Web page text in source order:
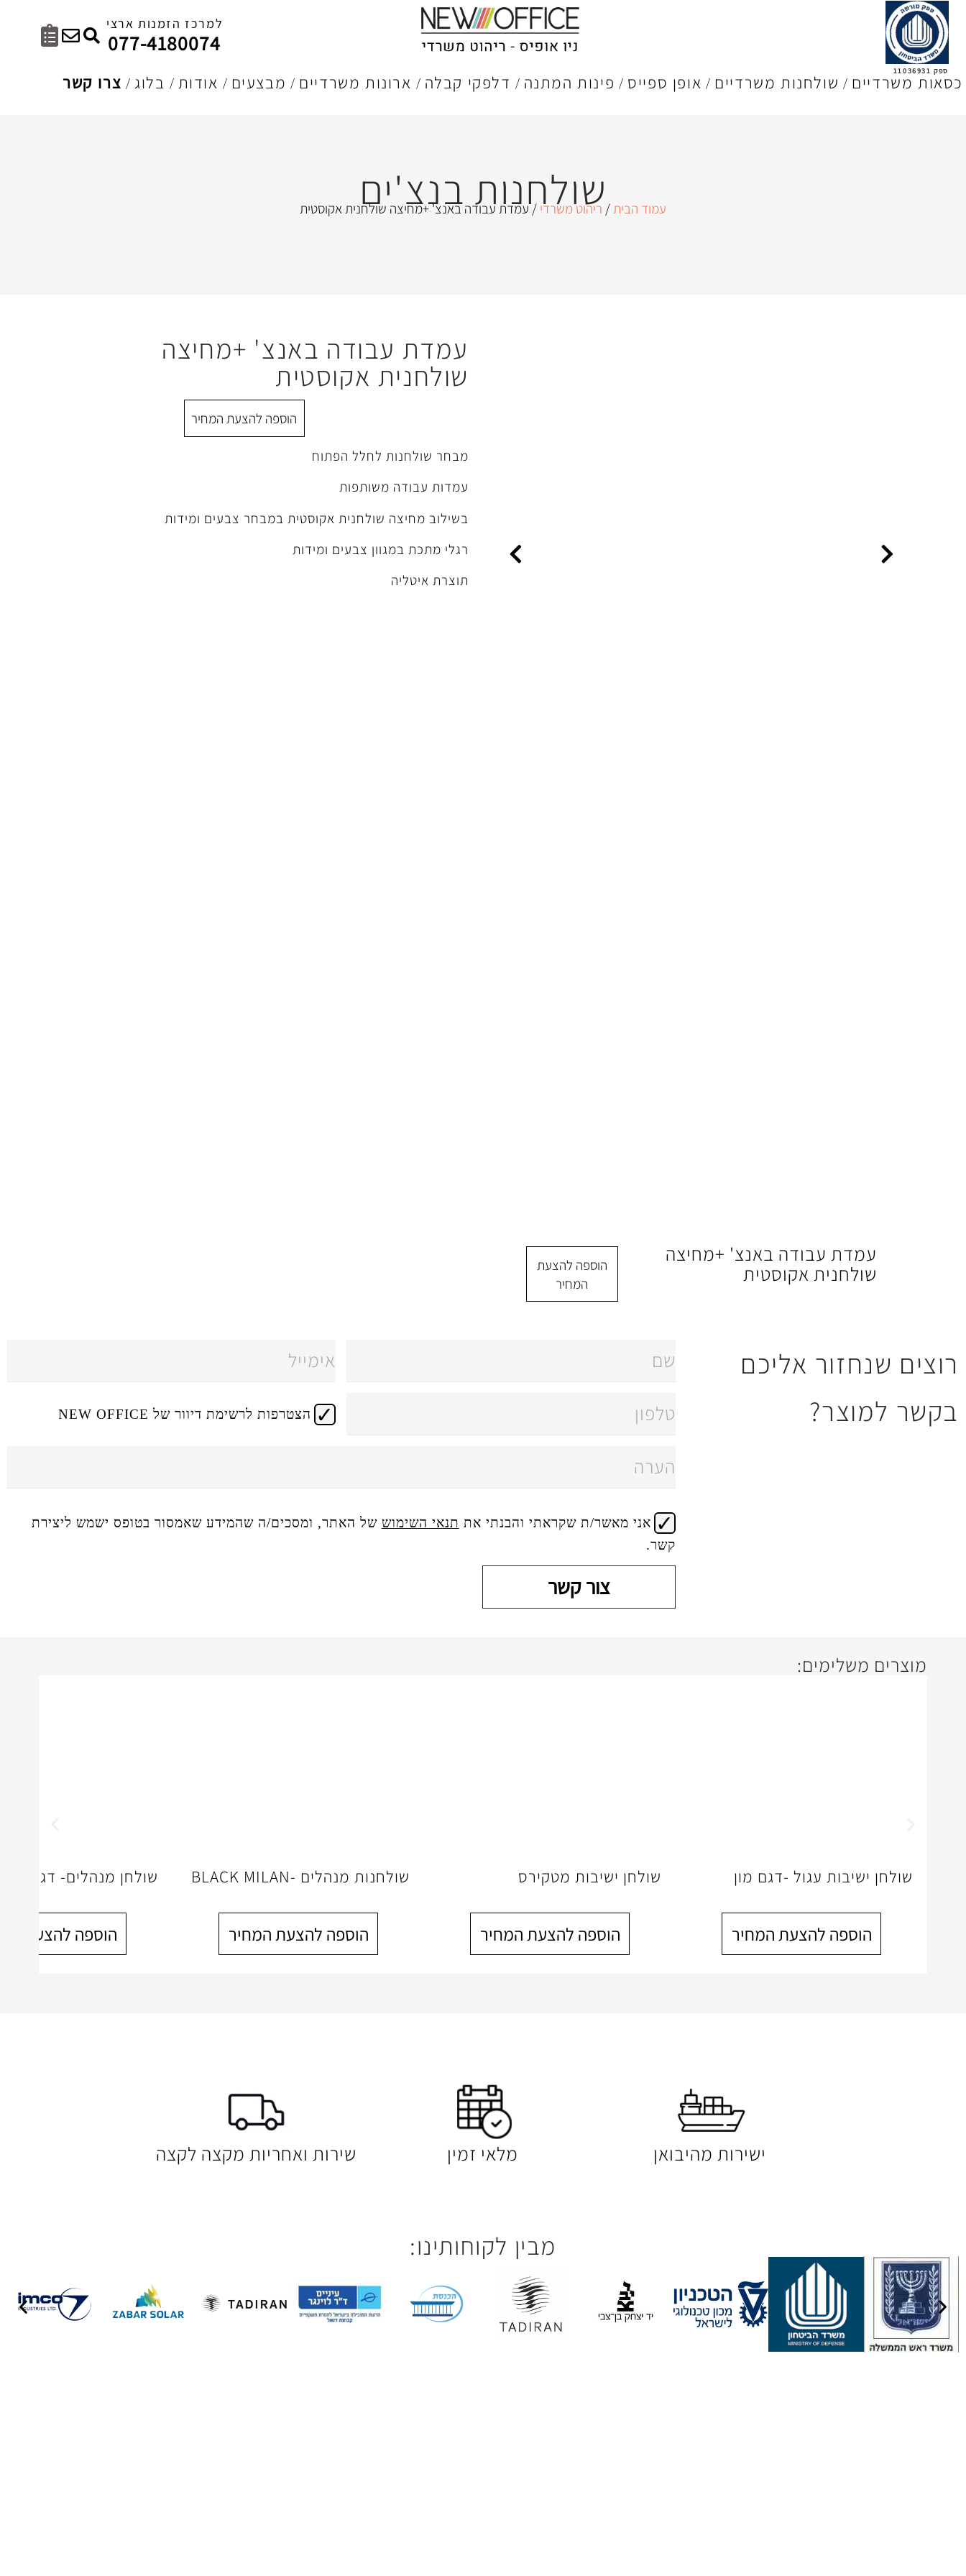
ספק 11036931
למרכז הזמנות ארצי
077-4180074
כסאות משרדיים שולחנות משרדיים אופן ספייס פינות המתנה דלפקי קבלה ארונות משרדיים מבצעים אודות בלוג צרו קשר
שולחנות בנצ'ים עמוד הבית / ריהוט משרדי / עמדת עבודה באנצ' +מחיצה שולחנית אקוסטית
עמדת עבודה באנצ' +מחיצה
שולחנית אקוסטית
הוספה להצעת
המחיר
עמדת עבודה באנצ' +מחיצה
שולחנית אקוסטית
הוספה להצעת המחיר
מבחר שולחנות לחלל הפתוח
עמדות עבודה משותפות
בשילוב מחיצה שולחנית אקוסטית במבחר צבעים ומידות
רגלי מתכת במגוון צבעים ומידות
תוצרת איטליה
רוצים שנחזור אליכם
בקשר למוצר?
הצטרפות לרשימת דיוור של NEW OFFICE
אני מאשר/ת שקראתי והבנתי את תנאי השימוש של האתר, ומסכים/ה שהמידע שאמסור בטופס ישמש ליצירת
קשר.
צור קשר
מוצרים משלימים:
שולחן ישיבות עגול -דגם מון
הוספה להצעת המחיר
שולחן ישיבות מטקירס
הוספה להצעת המחיר
שולחנות מנהלים -BLACK MILAN
הוספה להצעת המחיר
שולחן מנהלים- דגם
הוספה להצעת
ישירות מהיבואן מלאי זמין שירות ואחריות מקצה לקצה
מבין לקוחותינו: